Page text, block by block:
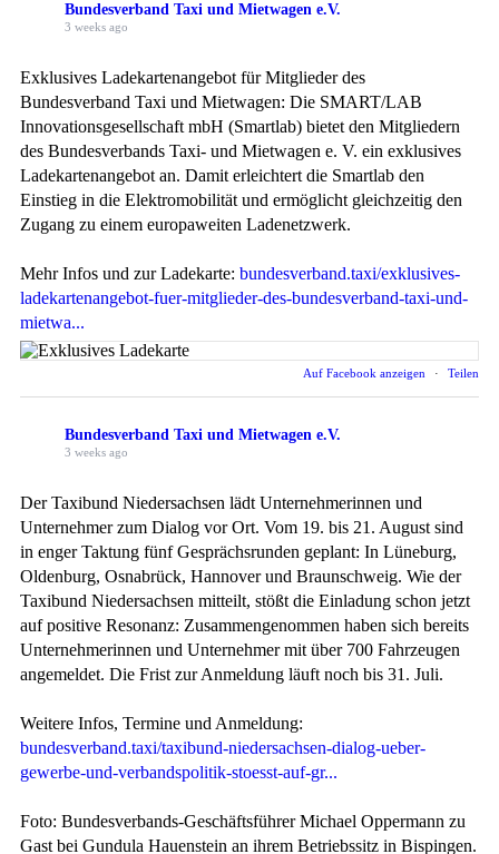
Bundesverband Taxi und Mietwagen e.V.
3 weeks ago
Exklusives Ladekartenangebot für Mitglieder des
Bundesverband Taxi und Mietwagen: Die SMART/LAB
Innovationsgesellschaft mbH (Smartlab) bietet den Mitgliedern
des Bundesverbands Taxi- und Mietwagen e. V. ein exklusives
Ladekartenangebot an. Damit erleichtert die Smartlab den
Einstieg in die Elektromobilität und ermöglicht gleichzeitig den
Zugang zu einem europaweiten Ladenetzwerk.
Mehr Infos und zur Ladekarte: bundesverband.taxi/exklusives-
ladekartenangebot-fuer-mitglieder-des-bundesverband-taxi-und-
mietwa...
Auf Facebook anzeigen · Teilen
Bundesverband Taxi und Mietwagen e.V.
3 weeks ago
Der Taxibund Niedersachsen lädt Unternehmerinnen und
Unternehmer zum Dialog vor Ort. Vom 19. bis 21. August sind
in enger Taktung fünf Gesprächsrunden geplant: In Lüneburg,
Oldenburg, Osnabrück, Hannover und Braunschweig. Wie der
Taxibund Niedersachsen mitteilt, stößt die Einladung schon jetzt
auf positive Resonanz: Zusammengenommen haben sich bereits
Unternehmerinnen und Unternehmer mit über 700 Fahrzeugen
angemeldet. Die Frist zur Anmeldung läuft noch bis 31. Juli.
Weitere Infos, Termine und Anmeldung:
bundesverband.taxi/taxibund-niedersachsen-dialog-ueber-
gewerbe-und-verbandspolitik-stoesst-auf-gr...
Foto: Bundesverbands-Geschäftsführer Michael Oppermann zu
Gast bei Gundula Hauenstein an ihrem Betriebssitz in Bispingen.